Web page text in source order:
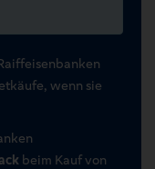
wenn sie
beim Kauf von